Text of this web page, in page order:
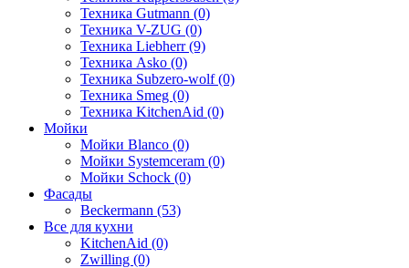
Техника Gutmann (0)
Техника V-ZUG (0)
Техника Liebherr (9)
Техника Asko (0)
Техника Subzero-wolf (0)
Техника Smeg (0)
Техника KitchenAid (0)
Мойки
Мойки Blanco (0)
Мойки Systemceram (0)
Мойки Schock (0)
Фасады
Beckermann (53)
Все для кухни
KitchenAid (0)
Zwilling (0)